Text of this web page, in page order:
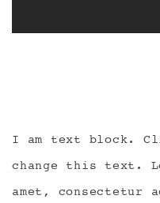
I am text block.
change this text.
amet,